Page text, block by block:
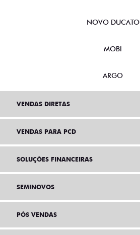
NOVO DUCATO
MOBI
ARGO
VENDAS DIRETAS
VENDAS PARA PCD
SOLUÇÕES FINANCEIRAS
SEMINOVOS
PÓS VENDAS